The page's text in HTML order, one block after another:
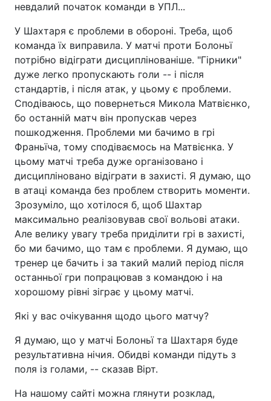
невдалий початок команди в УПЛ...
У Шахтаря є проблеми в обороні. Треба, щоб
команда їх виправила. У матчі проти Болоньї
потрібно відіграти дисциплінованіше. "Гірники"
дуже легко пропускають голи -- і після
стандартів, і після атак, у цьому є проблеми.
Сподіваюсь, що повернеться Микола Матвієнко,
бо останній матч він пропускав через
пошкодження. Проблеми ми бачимо в грі
Франьїча, тому сподіваємось на Матвієнка. У
цьому матчі треба дуже організовано і
дисципліновано відіграти в захисті. Я думаю, що
в атаці команда без проблем створить моменти.
Зрозуміло, що хотілося б, щоб Шахтар
максимально реалізовував свої вольові атаки.
Але велику увагу треба приділити грі в захисті,
бо ми бачимо, що там є проблеми. Я думаю, що
тренер це бачить і за такий малий період після
останньої гри попрацював з командою і на
хорошому рівні зіграє у цьому матчі.
Які у вас очікування щодо цього матчу?
Я думаю, що у матчі Болоньї та Шахтаря буде
результативна нічия. Обидві команди підуть з
поля із голами, -- сказав Вірт.
На нашому сайті можна глянути розклад,